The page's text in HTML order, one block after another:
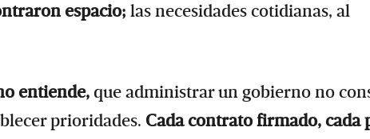
espacio; las necesidades cotidianas, al
entiende, que administrar un gobierno no
prioridades. Cada contrato firmado, cada